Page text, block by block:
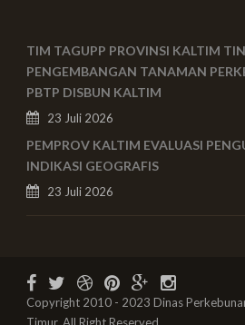
TIM TAGUPP PROVINSI KALTIM
PENGEMBANGAN TANAMAN
PBTP DISBUN KALTIM
23 Juli 2026
PEMPROV KALTIM EVALUASI
INDIKASI GEOGRAFIS
23 Juli 2026
Copyright 2010 - 2023 Dinas
Timur, All Right Reserved